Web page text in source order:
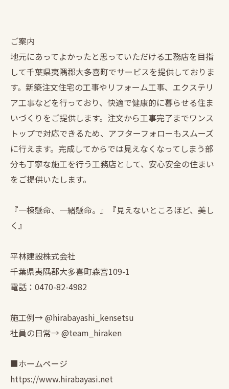
ご案内
地元にあってよかったと思っていただける工務店を目指
して千葉県夷隅郡大多喜町でサービスを提供しておりま
す。新築注文住宅の工事やリフォーム工事、エクステリ
ア工事などを行っており、快適で健康的に暮らせる住ま
いづくりをご提供します。注文から工事完了までワンス
トップで対応できるため、アフターフォローもスムーズ
に行えます。完成してからでは見えなくなってしまう部
分も丁寧な施工を行う工務店として、安心安全の住まい
をご提供いたします。
『一棟懸命、一緒懸命。』『見えないところほど、美し
く』
平林建設株式会社
千葉県夷隅郡大多喜町森宮109-1
電話：0470-82-4982
施工例→ @hirabayashi_kensetsu
社員の日常→ @team_hiraken
■ホームページ
https://www.hirabayasi.net